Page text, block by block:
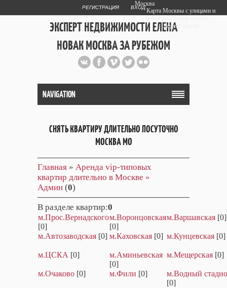
РЕГИСТРАЦИЯ ВХОД
ЭКСПЕРТ НЕДВИЖИМОСТИ ЕЛЕНА
НОВАК МОСКВА ЗА РУБЕЖОМ
Публичный сайт эксперта автора
web дизайнера+7 903 708 1884
NAVIGATION
СНЯТЬ КВАРТИРУ ДЛИТЕЛЬНО ПОСУТОЧНО
МОСКВА МО
Главная » Аренда vip-типовых
квартир длительно в Москве »
Админ (0)
В разделе квартир:0
м.Прос.Вернадского
[0]
м.Воронцовская
[0]
м.Варшавская [0]
м.Автозаводская [0] м.Каховская [0] м.Кунцевская [0]
м.ЦСКА [0]
м.Аминьевская
[0]
м.Мещерская [0]
м.Очаково [0] м.Фили [0]
м.Водный
[0]
Москва
Карта Москвы с улицами и
Яндекс.Карты